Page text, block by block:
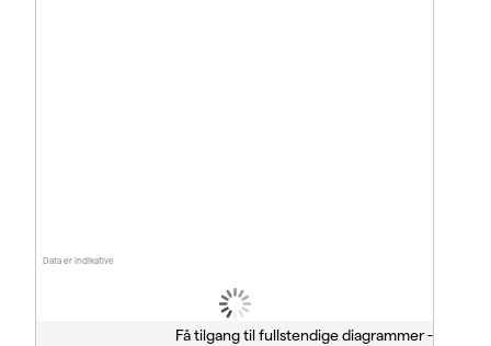
Data er indikative
Få tilgang til fullstendige diagrammer -